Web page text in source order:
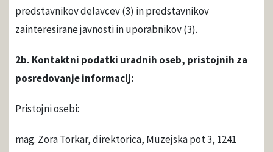
predstavnikov delavcev (3) in predstavnikov
zainteresirane javnosti in uporabnikov (3).
2b. Kontaktni podatki uradnih oseb, pristojnih za
posredovanje informacij:
Pristojni osebi:
mag. Zora Torkar, direktorica, Muzejska pot 3, 1241